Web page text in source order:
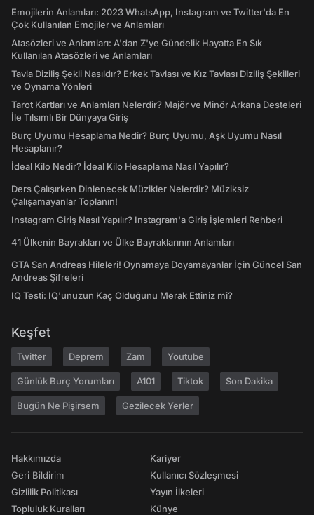
Emojilerin Anlamları: 2023 WhatsApp, Instagram ve Twitter'da En
Çok Kullanılan Emojiler ve Anlamları
Atasözleri ve Anlamları: A'dan Z'ye Gündelik Hayatta En Sık
Kullanılan Atasözleri ve Anlamları
Tavla Diziliş Şekli Nasıldır? Erkek Tavlası ve Kız Tavlası Diziliş Şekilleri
ve Oynama Yönleri
Tarot Kartları ve Anlamları Nelerdir? Majör ve Minör Arkana Desteleri
İle Tılsımlı Bir Dünyaya Giriş
Burç Uyumu Hesaplama Nedir? Burç Uyumu, Aşk Uyumu Nasıl
Hesaplanır?
İdeal Kilo Nedir? İdeal Kilo Hesaplama Nasıl Yapılır?
Ders Çalışırken Dinlenecek Müzikler Nelerdir? Müziksiz
Çalışamayanlar Toplanın!
Instagram Giriş Nasıl Yapılır? Instagram'a Giriş İşlemleri Rehberi
41 Ülkenin Bayrakları ve Ülke Bayraklarının Anlamları
GTA San Andreas Hileleri! Oynamaya Doyamayanlar İçin Güncel San
Andreas Şifreleri
IQ Testi: IQ'unuzun Kaç Olduğunu Merak Ettiniz mi?
Keşfet
Twitter Deprem Zam Youtube
Günlük Burç Yorumları A101 Tiktok Son Dakika
Bugün Ne Pişirsem Gezilecek Yerler
Hakkımızda
Geri Bildirim
Gizlilik Politikası
Topluluk Kuralları
Kariyer
Kullanıcı Sözleşmesi
Yayın İlkeleri
Künye